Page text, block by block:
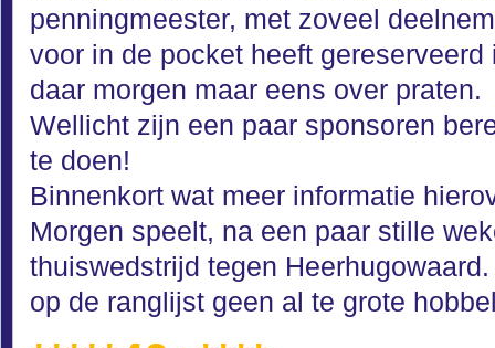
penningmeester, met zoveel
voor in de pocket heeft
daar morgen maar eens over praten.
Wellicht zijn een paar sponsoren
te doen!
Binnenkort wat meer informatie
Morgen speelt, na een paar stille
thuiswedstrijd tegen
op de ranglijst geen al te grote